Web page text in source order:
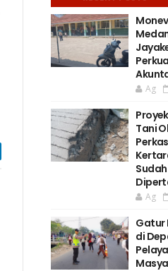
Ag
Tani
Ag
Gatur
di